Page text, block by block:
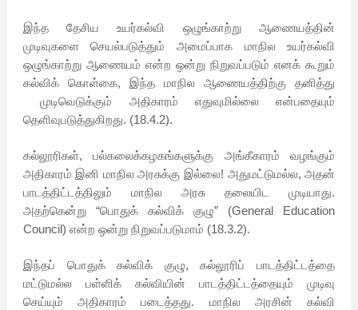
இந்த தேசிய உயர்கல்வி ஒழுங்காற்று ஆணையத்தின்
முடிவுகளை செயல்படுத்தும் அமைப்பாக மாநில உயர்கல்வி
ஒழுங்காற்று ஆணையம் என்ற ஒன்று நிறுவப்படும் எனக் கூறும்
கல்விக் கொள்கை, இந்த மாநில ஆணையத்திற்கு தனித்து
முடிவெடுக்கும் அதிகாரம் எதுவுமில்லை என்பதையும்
தெளிவுபடுத்துகிறது. (18.4.2).
கல்லூரிகள், பல்கலைக்கழகங்களுக்கு அங்கீகாரம் வழங்கும்
அதிகாரம் இனி மாநில அரசுக்கு இல்லை! அதுமட்டுமல்ல, அதன்
பாடத்திட்டத்திலும் மாநில அரசு தலையிட முடியாது.
அதற்கென்று “பொதுக் கல்விக் குழு” (General Education
Council) என்ற ஒன்று நிறுவப்படுமாம் (18.3.2).
இந்தப் பொதுக் கல்விக் குழு, கல்லூரிப் பாடத்திட்டத்தை
மட்டுமல்ல பள்ளிக் கல்வியின் பாடத்திட்டத்தையும் முடிவு
செய்யும் அதிகாரம் படைத்தது. மாநில அரசின் கல்வி